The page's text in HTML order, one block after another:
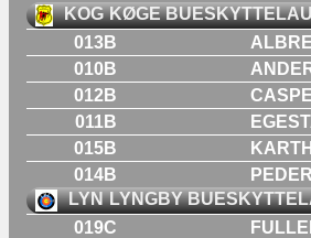
KOG KØGE
013B
010B
012B
011B
015B
014B
LYN LYNGBY
019C